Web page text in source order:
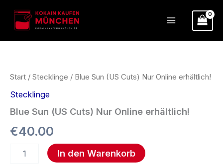
Inhalt
springen
Start / Stecklinge / Blue Sun (US Cuts) Nur Online erhältlich!
Stecklinge
Blue Sun (US Cuts) Nur Online erhältlich!
€40.00
Cuts)
Online
Menge
In den Warenkorb